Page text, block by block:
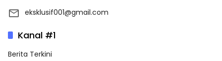
eksklusif001@gmail.com
Kanal #1
Berita Terkini